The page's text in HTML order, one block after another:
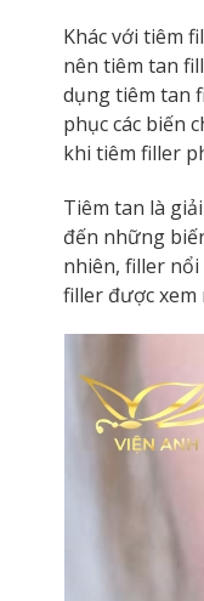
Khác với tiêm
nên tiêm tan
dụng tiêm tan
phục các biến
khi tiêm filler
Tiêm tan là
đến những
nhiên, filler nổi
filler được xem